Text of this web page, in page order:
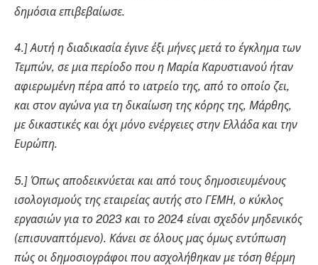
δημόσια επιβεβαίωσε.
4.] Αυτή η διαδικασία έγινε έξι μήνες μετά το έγκλημα των
Τεμπών, σε μια περίοδο που η Μαρία Καρυστιανού ήταν
αφιερωμένη πέρα από το ιατρείο της, από το οποίο ζει,
και στον αγώνα για τη δικαίωση της κόρης της, Μάρθης,
με δικαστικές και όχι μόνο ενέργειες στην Ελλάδα και την
Ευρώπη.
5.] Όπως αποδεικνύεται και από τους δημοσιευμένους
ισολογισμούς της εταιρείας αυτής στο ΓΕΜΗ, ο κύκλος
εργασιών για το 2023 και το 2024 είναι σχεδόν μηδενικός
(επισυναπτόμενο). Κάνει σε όλους μας όμως εντύπωση
πώς οι δημοσιογράφοι που ασχολήθηκαν με τόση θέρμη